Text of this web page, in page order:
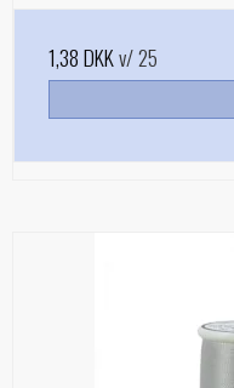
1,38 DKKv/ 25